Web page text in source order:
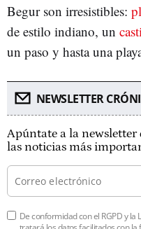
Begur son irresistibles:
de estilo indiano, un
un paso y hasta una
NEWSLETTER
Apúntate a la
las noticias más
De conformidad con el RGPD y la